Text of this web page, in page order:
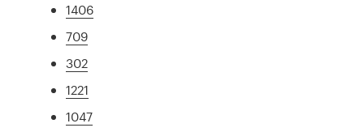
1406
709
302
1221
1047